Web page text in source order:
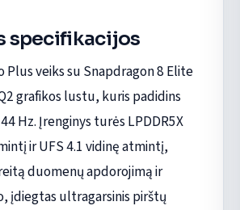
specifikacijos
Plus veiks su Snapdragon 8 Elite
grafikos lustu, kuris padidins
Hz. Įrenginys turės LPDDR5X
ir UFS 4.1 vidinę atmintį,
duomenų apdorojimą ir
įdiegtas ultragarsinis pirštų